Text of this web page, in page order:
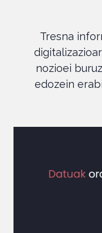
Tresna
nozioei
edozein